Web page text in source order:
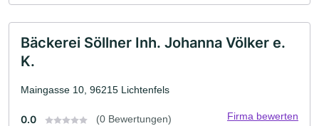
Bäckerei Söllner Inh. Johanna Völker e.
K.
Maingasse 10, 96215 Lichtenfels
0.0 (0 Bewertungen) Firma bewerten